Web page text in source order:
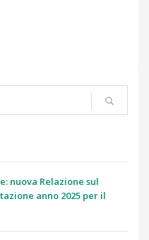
nuova Relazione sul
anno 2025 per il